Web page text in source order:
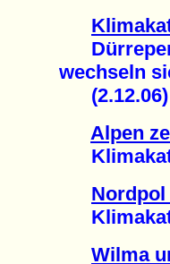
wechseln
(2.12.06)
Alpen
Wilma